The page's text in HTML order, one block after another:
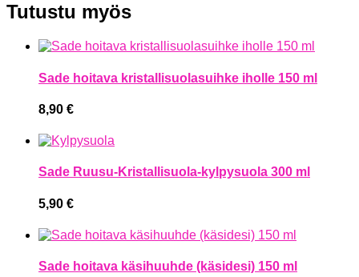
Tutustu myös
Sade hoitava kristallisuolasuihke iholle 150 ml
8,90 €
Sade Ruusu-Kristallisuola-kylpysuola 300 ml
5,90 €
Sade hoitava käsihuuhde (käsidesi) 150 ml